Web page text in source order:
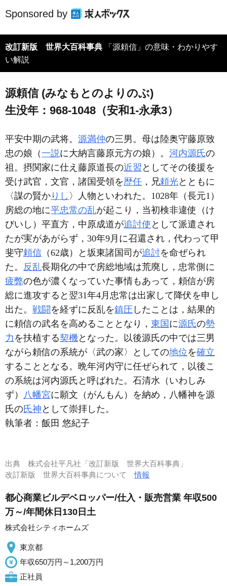
Sponsored by
改訂新版 世界大百科事典 「源頼信」の意味・わかりやす
い解説
源頼信 (みなもとのよりのぶ)
生没年：968-1048（安和1-永承3）
平安中期の武将。 源満仲の三男。母は陸奥守藤原致
忠の娘（一説に大納言藤原元方の娘）。 河内源氏の
祖。摂関家に仕え藤原道長の近習 としてその後援を
受け武官，文官，諸国受領を歴任 ，兄頼光とともに
〈謀の賢か りし 〉人物といわれた。1028年（長元1）
房総の地に平忠常の乱が起こり，当初検非違使（け
びいし）平直方，中原成道が追討使 として派遣され
たが実があがらず，30年9月に召還され，代わって甲
斐守頼信 （62歳）と坂東諸国司が追討を命ぜられ
た。 反乱長期化の中で房総地域は荒廃し，忠常側に
疲弊の色が濃くなっていた事情もあって，頼信が房
総に進攻すると翌31年4月忠常は出家して降伏を申し
出た。 戦闘 を経ずに反乱を鎮圧 したことは，結果的
に頼信の武名を高めることとなり， 東国 に源氏の勢
力 を扶植する契機となった。以後源氏の中では三男
ながら頼信の系統が〈武の家〉としての地位を確立
することとなる。晩年河内守に任ぜられて，以後こ
の系統は河内源氏と呼ばれた。石清水（いわしみ
ず） 八幡宮に願文（がんもん）を納め，八幡神を源
氏の氏神 として崇拝した。
執筆者： 飯田 悠紀子
出典 株式会社平凡社「改訂新版 世界大百科事典」
改訂新版 世界大百科事典について情報
都心商業ビルデベロッパー/仕入・販売営業 年収500
万～/年間休日130日土
株式会社シティホームズ
東京都
年収650万円～1,200万円
正社員